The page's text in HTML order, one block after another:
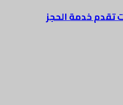
تقدم خدمة الحجز